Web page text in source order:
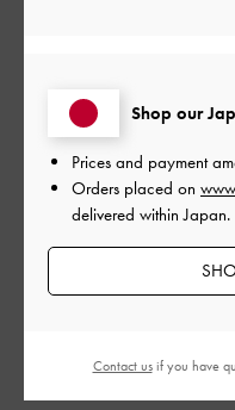
サイズ: その他（シューズ
デザイン
と
品質
と
もっと見る
Shop our
Prices and payment
Orders placed on
delivered within Japan.
Contact usif you have